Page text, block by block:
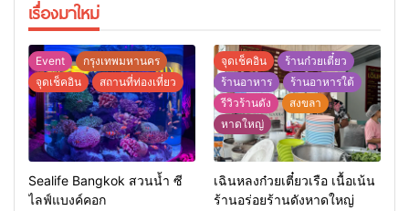
เรื่องมาใหม่
Event
กรุงเทพมหานคร
จุดเช็คอิน
สถานที่ท่องเที่ยว
Sealife Bangkok สวนน้ำ ซี
ไลฟ์แบงค์คอก
จุดเช็คอิน
ร้านก๋วยเตี๋ยว
ร้านอาหาร
ร้านอาหารใต้
รีวิวร้านดัง
สงขลา
หาดใหญ่
เฉินหลงก๋วยเตี๋ยวเรือ เนื้อเน้น
ร้านอร่อยร้านดังหาดใหญ่